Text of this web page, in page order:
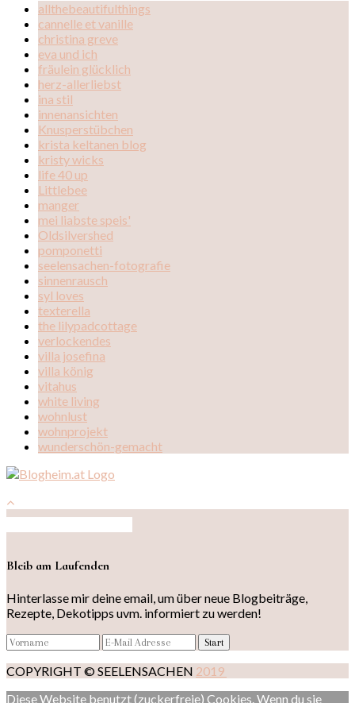
allthebeautifulthings
cannelle et vanille
christina greve
eva und ich
fräulein glücklich
herz-allerliebst
ina stil
innenansichten
Knusperstübchen
krista keltanen blog
kristy wicks
life 40 up
Littlebee
manger
mei liabste speis'
Oldsilvershed
pomponetti
seelensachen-fotografie
sinnenrausch
syl loves
texterella
the lilypadcottage
verlockendes
villa josefina
villa könig
vitahus
white living
wohnlust
wohnprojekt
wunderschön-gemacht
Bleib am Laufenden
Hinterlasse mir deine email, um über neue Blogbeiträge,
Rezepte, Dekotipps uvm. informiert zu werden!
COPYRIGHT © SEELENSACHEN 2019
Diese Website benutzt (zuckerfreie) Cookies. Wenn du sie